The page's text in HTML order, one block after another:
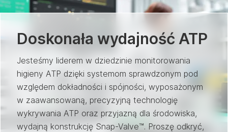
Doskonała wydajność ATP
Jesteśmy liderem w dziedzinie monitorowania
higieny ATP dzięki systemom sprawdzonym pod
względem dokładności i spójności, wyposażonym
w zaawansowaną, precyzyjną technologię
wykrywania ATP oraz przyjazną dla środowiska,
wydajną konstrukcję Snap-Valve™. Proszę odkryć,